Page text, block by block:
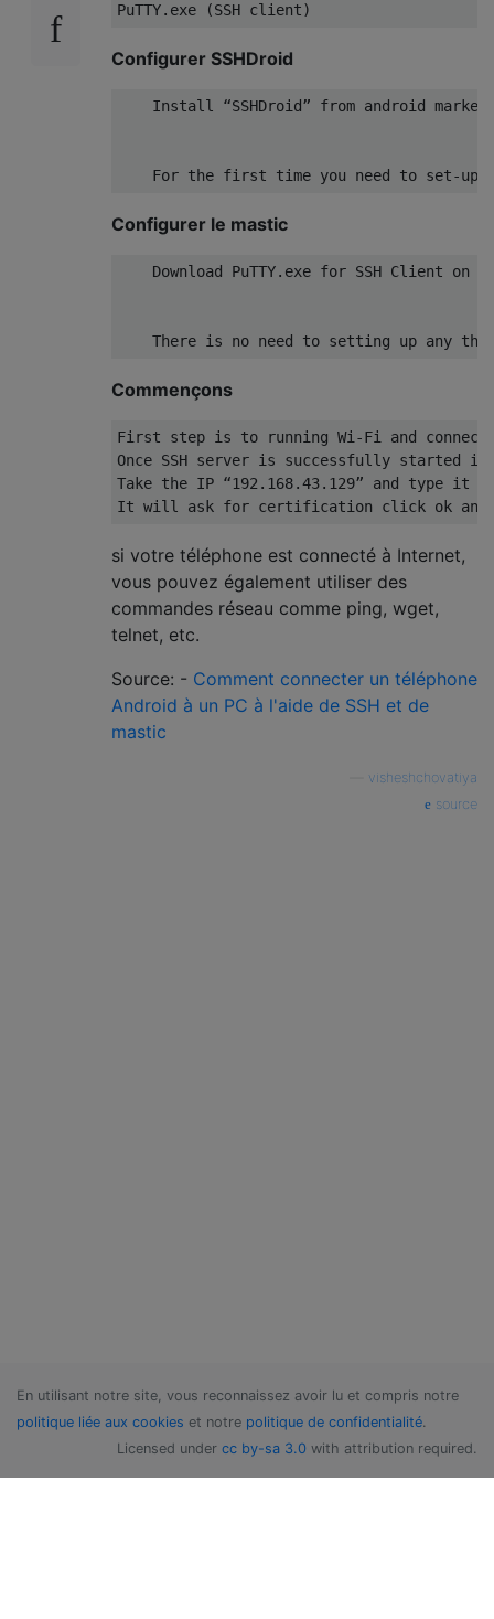
Configurer SSHDroid
Install “SSHDroid” from android
Configurer le mastic
Download PuTTY.exe for SSH Client on
Commençons
First step is to running Wi-Fi and connect
Once SSH server is successfully started
Take the IP “192.168.43.129” and type it
si votre téléphone est connecté à Internet,
vous pouvez également utiliser des
commandes réseau comme ping, wget,
telnet, etc.
Source: - Comment connecter un téléphone
Android à un PC à l'aide de SSH et de
mastic
visheshchovatiya
source
En utilisant notre site, vous reconnaissez avoir lu et compris notre
politique liée aux cookies et notre politique de confidentialité.
Licensed under cc by-sa 3.0 with attribution required.